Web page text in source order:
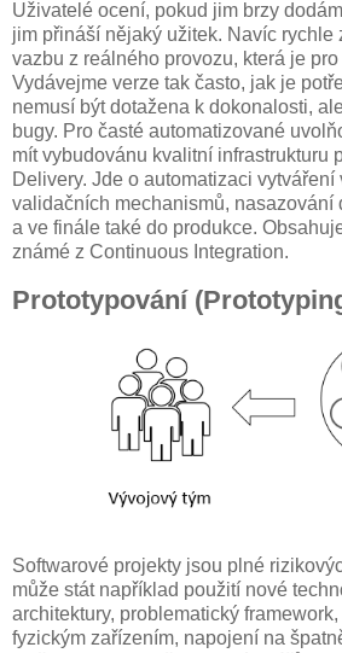
Uživatelé ocení, pokud jim brzy
jim přináší nějaký užitek. Navíc rychle
vazbu z reálného provozu, která je
Vydávejme verze tak často, jak je
nemusí být dotažena k dokonalosti,
bugy. Pro časté automatizované
mít vybudovánu kvalitní infrastrukturu
Delivery. Jde o automatizaci vytváření
validačních mechanismů, nasazování
a ve finále také do produkce.
známé z Continuous Integration.
Prototypování
Softwarové projekty jsou plné
může stát například použití nové
architektury, problematický
fyzickým zařízením, napojení na